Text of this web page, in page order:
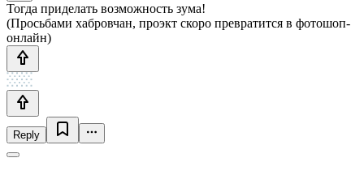
Тогда приделать возможность зума!
(Просьбами хабровчан, проэкт скоро превратится в фотошоп-
онлайн)
Reply